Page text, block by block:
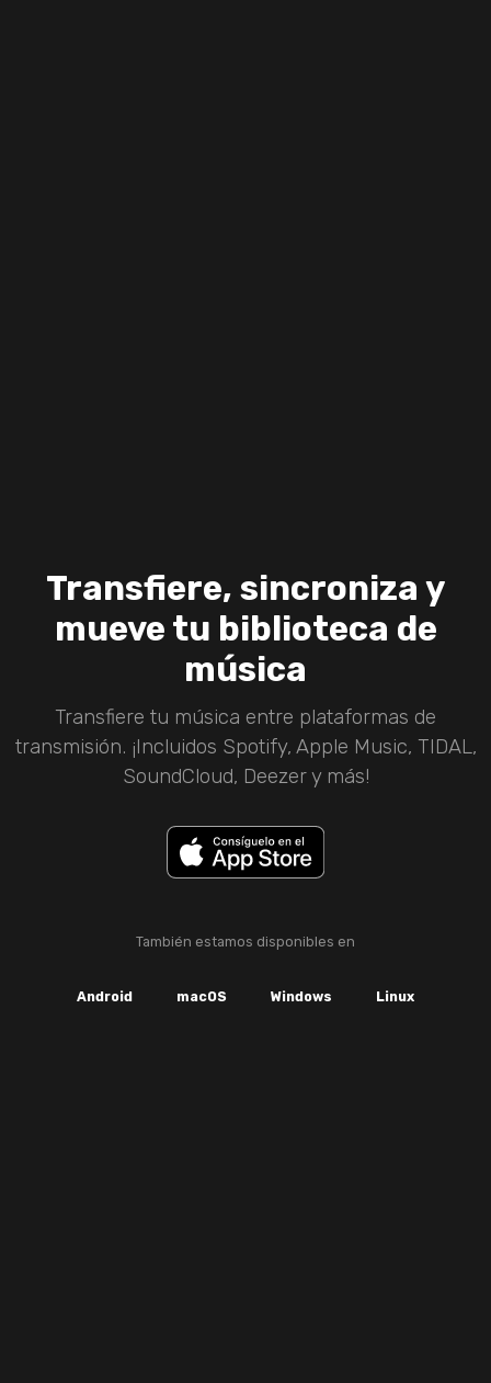
Transfiere, sincroniza y
mueve tu biblioteca de
música
Transfiere tu música entre plataformas de
transmisión. ¡Incluidos Spotify, Apple Music, TIDAL,
SoundCloud, Deezer y más!
También estamos disponibles en
Android macOS Windows Linux